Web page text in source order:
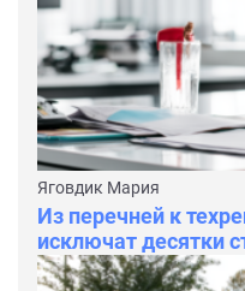
Яговдик Мария
Из перечней к
исключат десятки